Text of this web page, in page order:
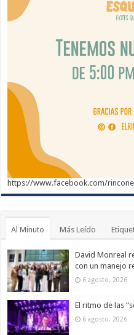
https://www.facebook.com/
Al Minuto Más Leído
David Monreal
con un manejo
6 agosto, 2026
El ritmo de las
6 agosto, 2026